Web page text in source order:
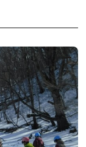
て、湯ノ湖畔での
ンチ特別営業など
発の見事な花火
いただけます。さ
しています。昼と
を眺めながら、ま
験をお楽しみいた
となる場合がござ